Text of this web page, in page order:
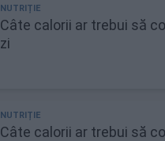
Câte calorii ar trebui să
zi
Câte calorii ar trebui să